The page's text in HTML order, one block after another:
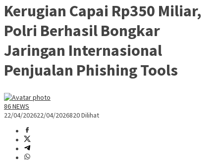
Kerugian Capai Rp350 Miliar,
Polri Berhasil Bongkar
Jaringan Internasional
Penjualan Phishing Tools
86 NEWS
22/04/202622/04/2026820 Dilihat